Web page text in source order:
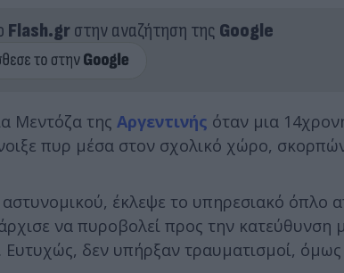
Flash.grστην αναζήτηση της Google
Μεντόζα της Αργεντινής όταν μια
πυρ μέσα στον σχολικό χώρο,
έκλεψε το υπηρεσιακό όπλο
να πυροβολεί προς την κατεύθυνση
δεν υπήρξαν τραυματισμοί,